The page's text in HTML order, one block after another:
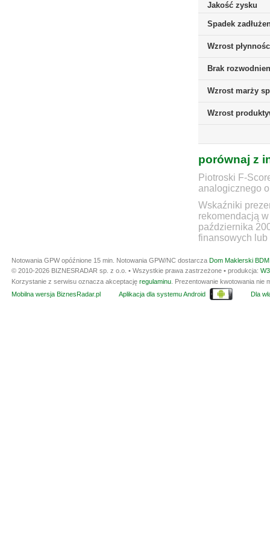
Jakość zysku
Spadek
Wzrost
Brak
Wzrost marży
Wzrost
porównaj z
Piotroski F-
analogicznego
Wskaźniki
rekomendacją
października
finansowych lub
Notowania GPW opóźnione 15 min. Notowania GPW/NC dostarcza Dom Maklerski
© 2010-2026 BIZNESRADAR sp. z o.o. • Wszystkie prawa zastrzeżone • produkcja:
Korzystanie z serwisu oznacza akceptację regulaminu . Prezentowanie kwotowania
Mobilna wersja BiznesRadar.pl
Aplikacja dla systemu Android Dla